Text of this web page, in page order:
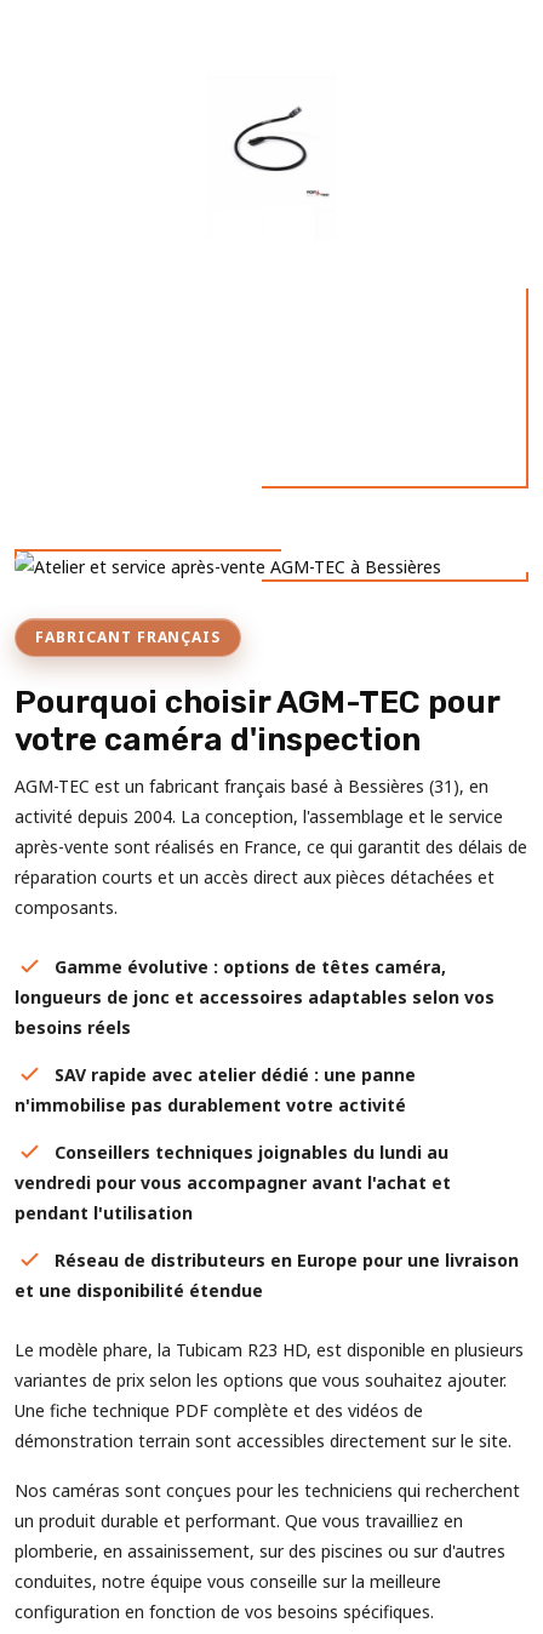
FABRICANT FRANÇAIS
Pourquoi choisir AGM-TEC pour
votre caméra d'inspection
AGM-TEC est un fabricant français basé à Bessières (31), en
activité depuis 2004. La conception, l'assemblage et le service
après-vente sont réalisés en France, ce qui garantit des délais de
réparation courts et un accès direct aux pièces détachées et
composants.
Gamme évolutive : options de têtes caméra,
longueurs de jonc et accessoires adaptables selon vos
besoins réels
SAV rapide avec atelier dédié : une panne
n'immobilise pas durablement votre activité
Conseillers techniques joignables du lundi au
vendredi pour vous accompagner avant l'achat et
pendant l'utilisation
Réseau de distributeurs en Europe pour une livraison
et une disponibilité étendue
Le modèle phare, la Tubicam R23 HD, est disponible en plusieurs
variantes de prix selon les options que vous souhaitez ajouter.
Une fiche technique PDF complète et des vidéos de
démonstration terrain sont accessibles directement sur le site.
Nos caméras sont conçues pour les techniciens qui recherchent
un produit durable et performant. Que vous travailliez en
plomberie, en assainissement, sur des piscines ou sur d'autres
conduites, notre équipe vous conseille sur la meilleure
configuration en fonction de vos besoins spécifiques.